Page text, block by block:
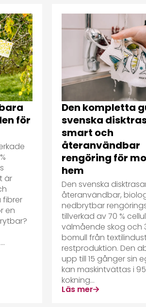
för
är
fibrer
en
Den kompletta
svenska
smart och
återanvändbar
rengöring för
hem
Den svenska
återanvändbar,
nedbrytbar
tillverkad av 70 %
välmående skog och
bomull från
restproduktion. Den
upp till 15 gånger sin
kan maskintvättas i
kokning...
Läs mer